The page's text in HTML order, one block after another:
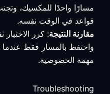
مسارًا واحدًا للمكسيك،
قواعد في الوقت نفسه.
مقارنة النتيجة: كرر
واحتفظ بالمسار فقط عندما
مهمة الخصوصية.
Troubleshooting